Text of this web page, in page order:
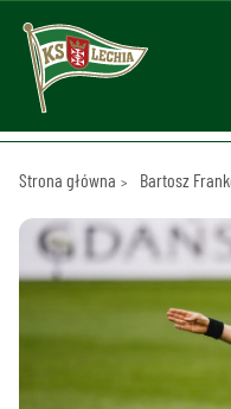
Strona główna Bartosz